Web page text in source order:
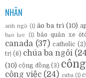
NHÃN
anh ngữ (1) ảo ba trì (10)
bạo lực (1) bảo quản xe
canada (37) catholic (2)
trị (6) chúa ba ngôi
(10) cộng đồng (3)
công việc (24) cuba (1)